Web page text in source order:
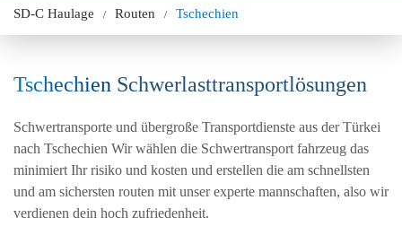
SD-C Haulage Routen Tschechien
Tschechien Schwerlasttransportlösungen
Schwertransporte und übergroße Transportdienste aus der Türkei
nach Tschechien Wir wählen die Schwertransport fahrzeug das
minimiert Ihr risiko und kosten und erstellen die am schnellsten
und am sichersten routen mit unser experte mannschaften, also wir
verdienen dein hoch zufriedenheit.